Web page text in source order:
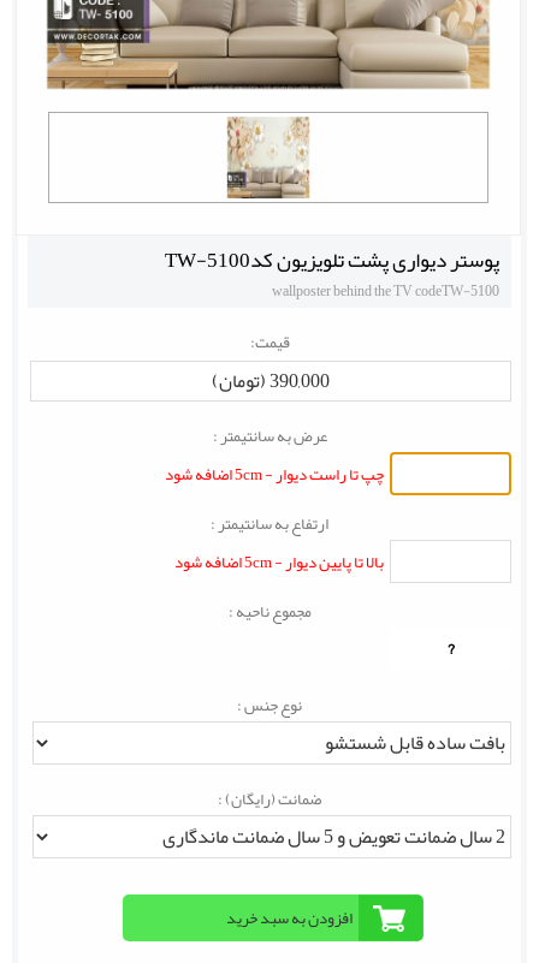
پوستر دیواری پشت تلویزیون کدTW-5100
wallposter behind the TV codeTW-5100
قیمت:
390,000 (تومان)
عرض به سانتیمتر :
چپ تا راست دیوار - 5cm اضافه شود
ارتفاع به سانتیمتر :
بالا تا پایین دیوار - 5cm اضافه شود
مجموع ناحیه :
?
نوع جنس :
ضمانت (رایگان) :